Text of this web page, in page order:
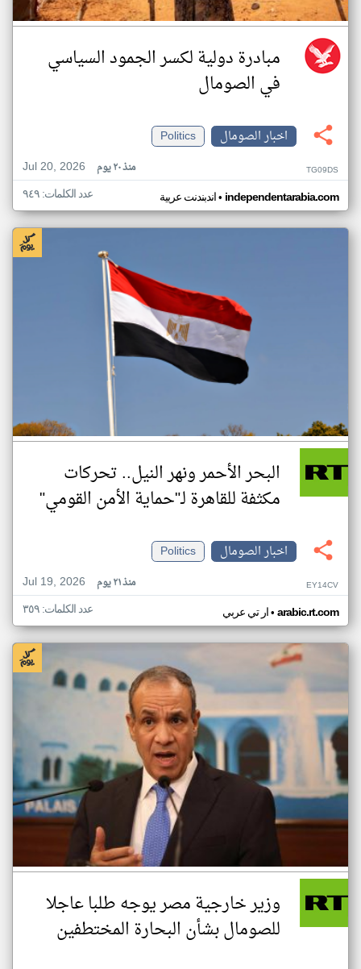
مبادرة دولية لكسر الجمود السياسي
في الصومال
اخبار الصومال
Politics
Jul 20, 2026
منذ ٢٠ يوم TG09DS
اندبندنت عربية• independentarabia.com عدد الكلمات: ٩٤٩
البحر الأحمر ونهر النيل.. تحركات
مكثفة للقاهرة لـ"حماية الأمن القومي"
اخبار الصومال
Politics
Jul 19, 2026
منذ ٢١ يوم EY14CV
ار تي عربي• arabic.rt.com عدد الكلمات: ٣٥٩
وزير خارجية مصر يوجه طلبا عاجلا
للصومال بشأن البحارة المختطفين